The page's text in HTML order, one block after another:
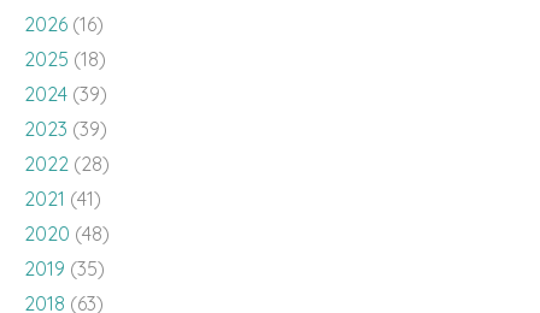
2026 (16)
2025 (18)
2024 (39)
2023 (39)
2022 (28)
2021 (41)
2020 (48)
2019 (35)
2018 (63)